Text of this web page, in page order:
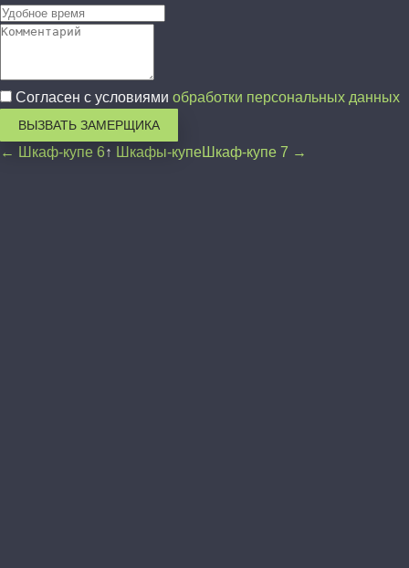
Согласен с условиями обработки персональных данных
ВЫЗВАТЬ ЗАМЕРЩИКА
← Шкаф-купе 6↑ Шкафы-купеШкаф-купе 7 →